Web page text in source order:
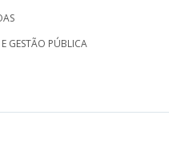
GESTÃO PÚBLICA